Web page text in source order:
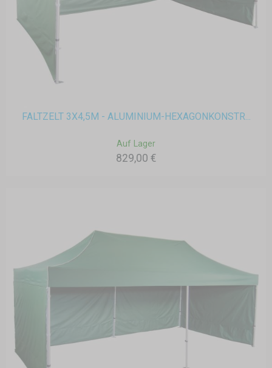
FALTZELT 3X4,5M - ALUMINIUM-HEXAGONKONSTR...
Auf Lager
829,00 €